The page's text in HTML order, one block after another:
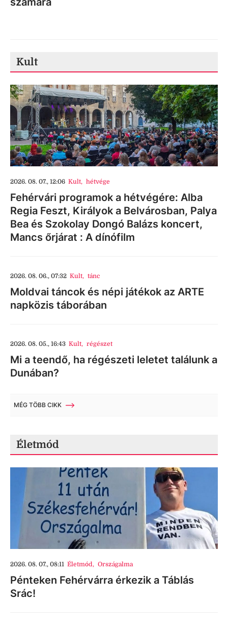
Kult
2026. 08. 07., 12:06 Kult, hétvége
Fehérvári programok a hétvégére: Alba
Regia Feszt, Királyok a Belvárosban, Palya
Bea és Szokolay Dongó Balázs koncert,
Mancs őrjárat : A dínófilm
2026. 08. 06., 07:32 Kult, tánc
Moldvai táncok és népi játékok az ARTE
napközis táborában
2026. 08. 05., 16:43 Kult, régészet
Mi a teendő, ha régészeti leletet találunk a
Dunában?
MÉG TÖBB CIKK
Életmód
2026. 08. 07., 08:11 Életmód, Országalma
Pénteken Fehérvárra érkezik a Táblás
Srác!